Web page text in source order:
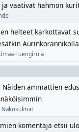
vaativat hahmon
helteet karkottavat
Aurinkorannikolla
·Fuengirola
Näiden ammattien
·Näkökulmat
komentaja etsii